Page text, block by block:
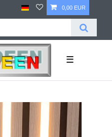
0,00 EUR
☰